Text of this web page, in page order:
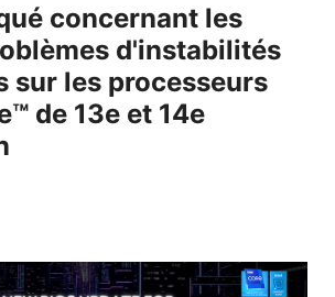
concernant les
d'instabilités
sur les processeurs
de 13e et 14e